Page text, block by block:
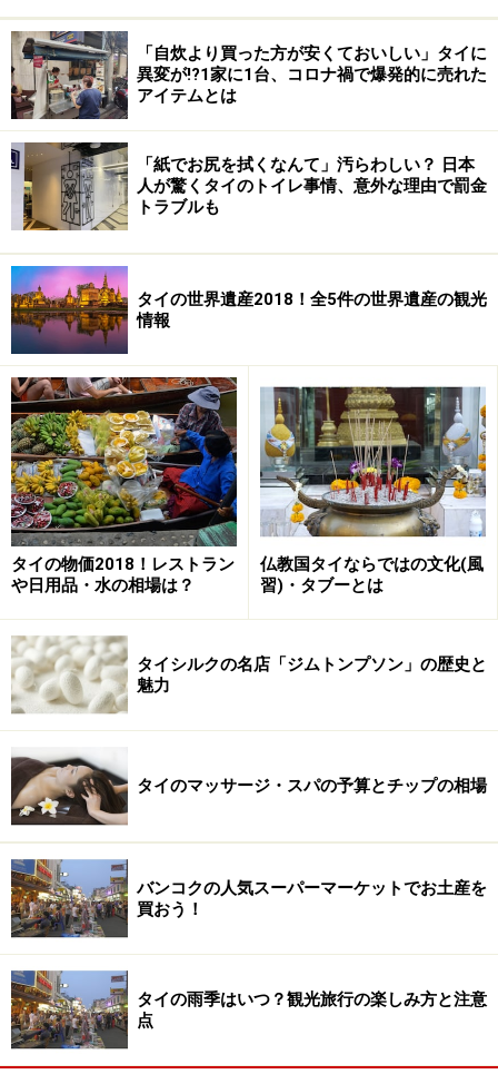
ペーストがあれば本当に簡単に本場タイ料
理の味が再現できる！
本場タイのレストランや屋台にはかなわなが、かなり本格的
ペーストにはすり潰されたパクチー、コブミカンの葉、
レモングラス、唐辛子などが含まれていて（ペーストに
よって中身は異なります）、ココナッツミルクと野菜、
肉などの具を加えるだけで本場の味ができあがります。
簡単で気軽に作れると、最近日本でも自宅で作る人が増
えています。
最後に自分好みの味に調えるためのナンプラー（魚醤）
とココナッツミルクはタイ料理の基本となるので、常備
しておくと便利。最近では日本のスーパーでも簡単に手
に入るようになりました。
プーパッポンカリー
ココナッツミルクを使用しないため、タイ料理を作り慣れて
いない友人にもお土産として喜ばれる
「タイに来た日本人は必ずこれを食べるよね」とタイ人
が言うほど、日本人旅行者に大人気タイ料理「プーパッ
ポンカリー（カニの卵とじカレー）」。ふわふわタマゴ
とカニの相性が抜群で、タイで食べた人は日本でもあの
味を再現したい、と思っている人も多いはずです。
どのレシピを見てもちょっと難しそうなプーパッポンカ
「自炊より買った方が安くておいしい」タイに
異変が!?1家に1台、コロナ禍で爆発的に売れた
アイテムとは
「紙でお尻を拭くなんて」汚らわしい？ 日本
人が驚くタイのトイレ事情、意外な理由で罰金
トラブルも
タイの世界遺産2018！全5件の世界遺産の観光
情報
タイの物価2018！レストラン
や日用品・水の相場は？
仏教国タイならではの文化(風
習)・タブーとは
タイシルクの名店「ジムトンプソン」の歴史と
魅力
タイのマッサージ・スパの予算とチップの相場
バンコクの人気スーパーマーケットでお土産を
買おう！
タイの雨季はいつ？観光旅行の楽しみ方と注意
点